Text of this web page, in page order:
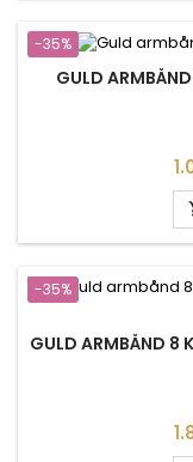
-35%
GULD
-35%
GULD ARMBÅND 8